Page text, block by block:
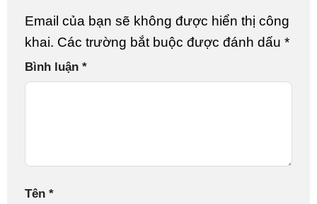
Email của bạn sẽ không được hiển thị công
khai. Các trường bắt buộc được đánh dấu *
Bình luận *
Tên *